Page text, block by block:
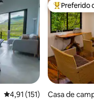
4,91 de uma avaliação
4,91 (151)
Entre os
Preferido
Casa de